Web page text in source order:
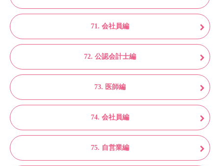
71. 会社員編
72. 公認会計士編
73. 医師編
74. 会社員編
75. 自営業編